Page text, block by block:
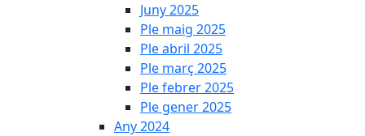
Juny 2025
Ple maig 2025
Ple abril 2025
Ple març 2025
Ple febrer 2025
Ple gener 2025
Any 2024